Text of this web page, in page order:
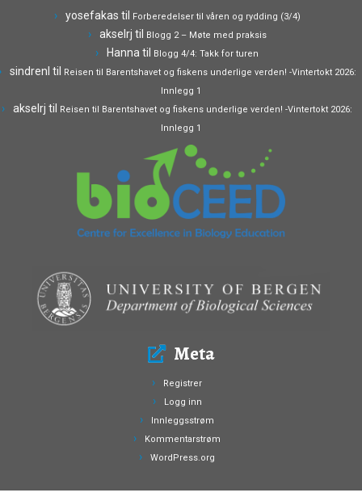
yosefakas til Forberedelser til våren og rydding (3/4)
akselrj til Blogg 2 – Møte med praksis
Hanna til Blogg 4/4: Takk for turen
sindrenl til Reisen til Barentshavet og fiskens underlige verden! -Vintertokt 2026:
Innlegg 1
akselrj til Reisen til Barentshavet og fiskens underlige verden! -Vintertokt 2026:
Innlegg 1
Meta
Registrer
Logg inn
Innleggsstrøm
Kommentarstrøm
WordPress.org